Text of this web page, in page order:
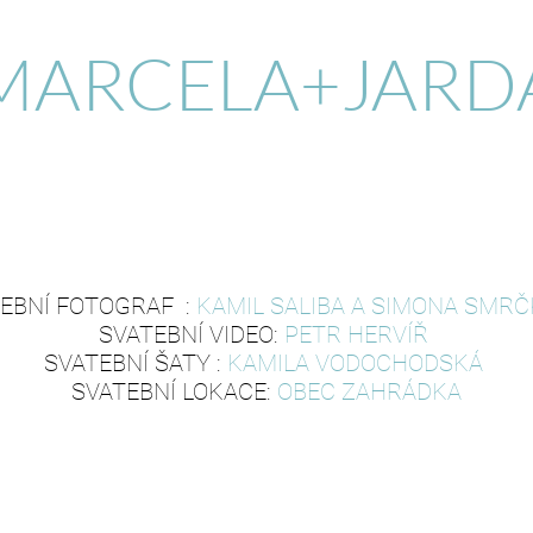
FOTOGRAF : KAMIL SALIBA A SIMONA
SVATEBNÍ VIDEO: PETR HERVÍŘ
SVATEBNÍ ŠATY : KAMILA VODOCHODSKÁ
SVATEBNÍ LOKACE: OBEC ZAHRÁDKA